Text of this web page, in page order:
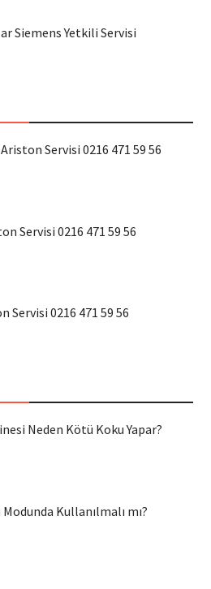
Siemens Yetkili Servisi
Servisi 0216 471 59 56
Servisi 0216 471 59 56
Servisi 0216 471 59 56
Neden Kötü Koku Yapar?
Kullanılmalı mı?